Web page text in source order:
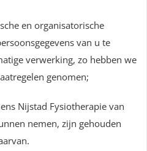
en organisatorische
van u te
verwerking, zo hebben we
genomen;
Nijstad Fysiotherapie van
nemen, zijn gehouden